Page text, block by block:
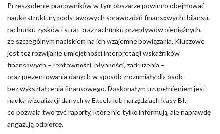
Przeszkolenie pracowników w tym obszarze powinno obejmować
naukę struktury podstawowych sprawozdań finansowych: bilansu,
rachunku zysków i strat oraz rachunku przepływów pieniężnych,
ze szczególnym naciskiem na ich wzajemne powiązania. Kluczowe
jest też rozwijanie umiejętności interpretacji wskaźników
finansowych – rentowności, płynności, zadłużenia –
oraz prezentowania danych w sposób zrozumiały dla osób
bez wykształcenia finansowego. Doskonałym uzupełnieniem jest
nauka wizualizacji danych w Excelu lub narzędziach klasy BI,
co pozwala tworzyć raporty, które nie tylko informują, ale naprawdę
angażują odbiorcę.